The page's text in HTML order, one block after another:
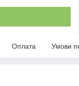
Оплата Умови